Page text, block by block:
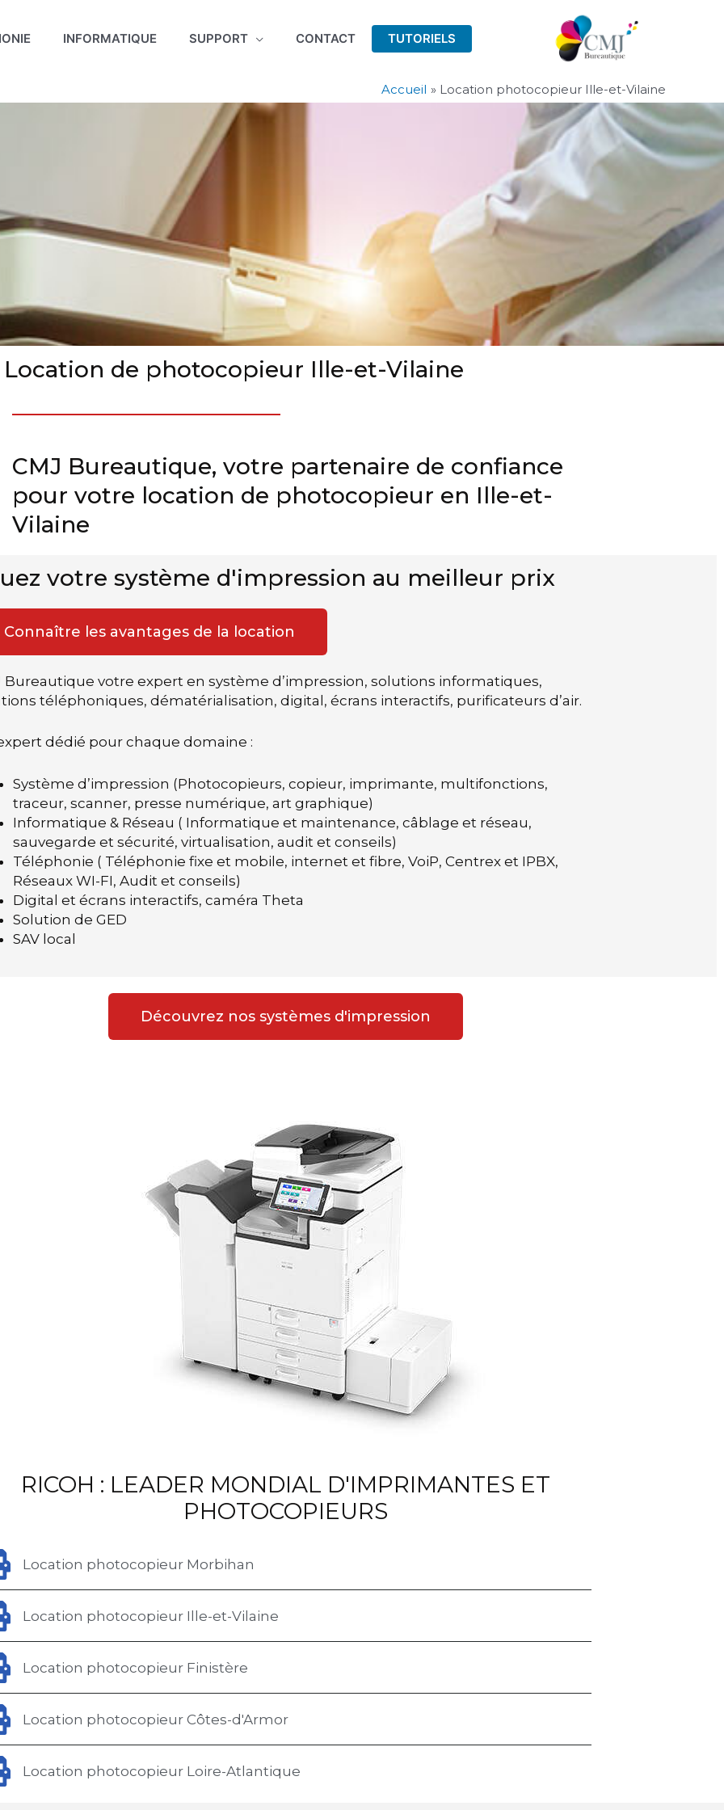
INFORMATIQUE SUPPORT CONTACT TUTORIELS
Accueil Location photocopieur Ille-et-Vilaine
Location de photocopieur Ille-et-Vilaine
CMJ Bureautique, votre partenaire de confiance
pour votre location de photocopieur en Ille-et-
Vilaine
votre système d'impression au meilleur prix
Connaître les avantages de la location
Bureautique votre expert en système d’impression, solutions informatiques,
téléphoniques, dématérialisation, digital, écrans interactifs, purificateurs d’air.
dédié pour chaque domaine :
Système d’impression (Photocopieurs, copieur, imprimante, multifonctions,
traceur, scanner, presse numérique, art graphique)
Informatique & Réseau ( Informatique et maintenance, câblage et réseau,
sauvegarde et sécurité, virtualisation, audit et conseils)
Téléphonie ( Téléphonie fixe et mobile, internet et fibre, VoiP, Centrex et IPBX,
Réseaux WI-FI, Audit et conseils)
Digital et écrans interactifs, caméra Theta
Solution de GED
SAV local
Découvrez nos systèmes d'impression
RICOH : LEADER MONDIAL D'IMPRIMANTES ET
PHOTOCOPIEURS
Location photocopieur Morbihan
Location photocopieur Ille-et-Vilaine
Location photocopieur Finistère
Location photocopieur Côtes-d'Armor
Location photocopieur Loire-Atlantique